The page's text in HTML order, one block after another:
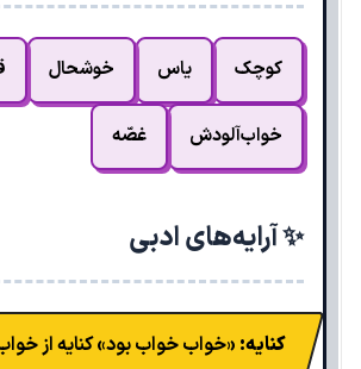
کوچک یاس خوشحال
خواب‌آلودش غصّه
✨ آرایه‌های ادبی
کنایه: «خواب خواب بود» کنایه از